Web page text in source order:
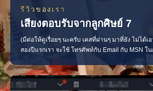
รีวิวของเรา
เสียงตอบรับจากลูกศิษย์ 7
(มีต่อให้ดูเรื่อยๆ นะครับ เคสที่ผ่านๆ มาที่ยัง ไม่ได้เ
สองปีแรกเรา จะใช้ โทรศัพท์กับ Email กับ MSN ใ
ศิษย์ เสียดายที่ไม่มีแชทให้ดูนับสิบๆ เคส เลยครับ ดู
ทำพิธีสำเร็จนับ ร้อยๆ แล้วครับ เคสน้องคนนี้เป็นเด็
คุย โทรมาเล่า ทีละนานๆ ไอ